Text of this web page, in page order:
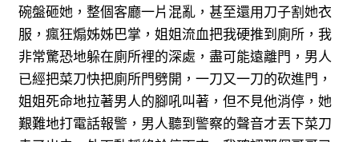
碗盤砸她，整個客廳一片混亂，甚至還用刀子割她衣
服，瘋狂煽姊姊巴掌，姐姐流血把我硬推到廁所，我
非常驚恐地躲在廁所裡的深處，盡可能遠離門，男人
已經把菜刀快把廁所門劈開，一刀又一刀的砍進門，
姐姐死命地拉著男人的腳吼叫著，但不見他消停，她
艱難地打電話報警，男人聽到警察的聲音才丟下菜刀